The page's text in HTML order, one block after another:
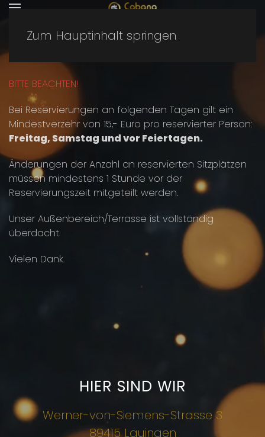
Zum Hauptinhalt springen
TISCHRESERVIERUNG
BITTE BEACHTEN!
Bei Reservierungen an folgenden Tagen gilt ein
Mindestverzehr von 15,- Euro pro reservierter Person:
Freitag, Samstag und vor Feiertagen.
Änderungen der Anzahl an reservierten Sitzplätzen
müssen mindestens 1 Stunde vor der
Reservierungszeit mitgeteilt werden.
Unser Außenbereich/Terrasse ist vollständig
überdacht.
Vielen Dank.
HIER SIND WIR
Werner-von-Siemens-Strasse 3
89415 Lauingen